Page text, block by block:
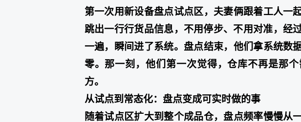
第一次用新设备盘点试点区，夫妻俩跟着工人一
跳出一行行货品信息，不用停步、不用对准，经
一遍，瞬间进了系统。盘点结束，他们拿系统数
零。那一刻，他们第一次觉得，仓库不再是那
方。
从试点到常态化：盘点变成可实时做的事
随着试点区扩大到整个成品仓，盘点频率慢慢从